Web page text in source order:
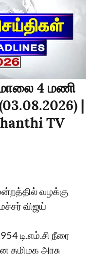
4 மணி
|
TV
வழக்கு
விஜய்
டி.எம்.சி நீரை
தமிழக அரசு